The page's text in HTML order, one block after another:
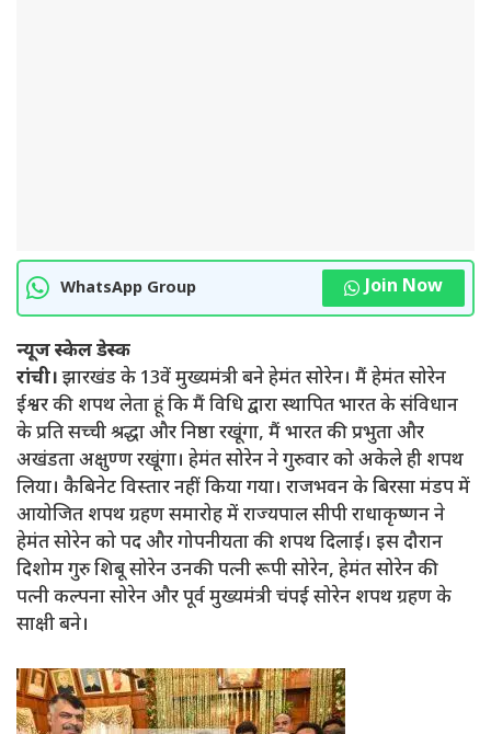
WhatsApp Group Join Now
न्यूज स्केल डेस्क
रांची।झारखंड के 13वें मुख्यमंत्री बने हेमंत सोरेन। मैं हेमंत सोरेन
ईश्वर की शपथ लेता हूं कि मैं विधि द्वारा स्थापित भारत के संविधान
के प्रति सच्ची श्रद्धा और निष्ठा रखूंगा, मैं भारत की प्रभुता और
अखंडता अक्षुण्ण रखूंगा। हेमंत सोरेन ने गुरुवार को अकेले ही शपथ
लिया। कैबिनेट विस्तार नहीं किया गया। राजभवन के बिरसा मंडप में
आयोजित शपथ ग्रहण समारोह में राज्यपाल सीपी राधाकृष्णन ने
हेमंत सोरेन को पद और गोपनीयता की शपथ दिलाई। इस दौरान
दिशोम गुरु शिबू सोरेन उनकी पत्नी रूपी सोरेन, हेमंत सोरेन की
पत्नी कल्पना सोरेन और पूर्व मुख्यमंत्री चंपई सोरेन शपथ ग्रहण के
साक्षी बने।